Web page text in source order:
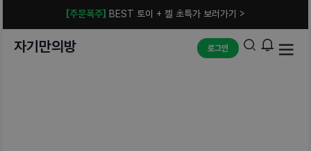
[주문폭주] BEST 토이 + 젤 초특가 보러가기 >
자기만의방 로그인